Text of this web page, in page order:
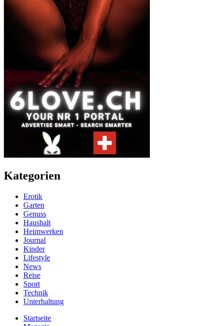
Kategorien
Erotik
Garten
Genuss
Haushalt
Heimwerken
Journal
Kinder
Lifestyle
News
Reise
Sport
Technik
Unterhaltung
Startseite